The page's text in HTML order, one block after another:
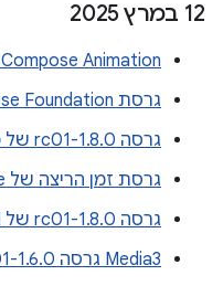
‫12 במרץ 2025
Compose Animation גרסה 1.8.0-rc01
גרסת Compose Foundation‏ ‎1.8.0-rc01
גרסה 1.8.0-rc01 של כלי ההרכבה
גרסת זמן הריצה של Compose‏ ‎1.8.0-rc01
גרסה 1.8.0-rc01 של Compose UI
Media3 גרסה 1.6.0-rc01